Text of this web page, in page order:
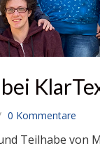
0 Kommentare
Teilhabe von